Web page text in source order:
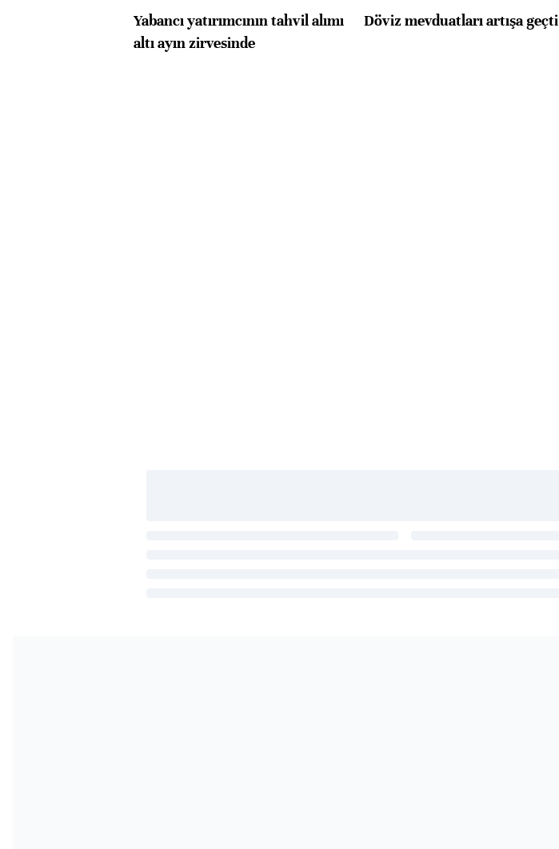
Yabancı yatırımcının tahvil alımı
altı ayın zirvesinde
Döviz mevduatları artışa geçti